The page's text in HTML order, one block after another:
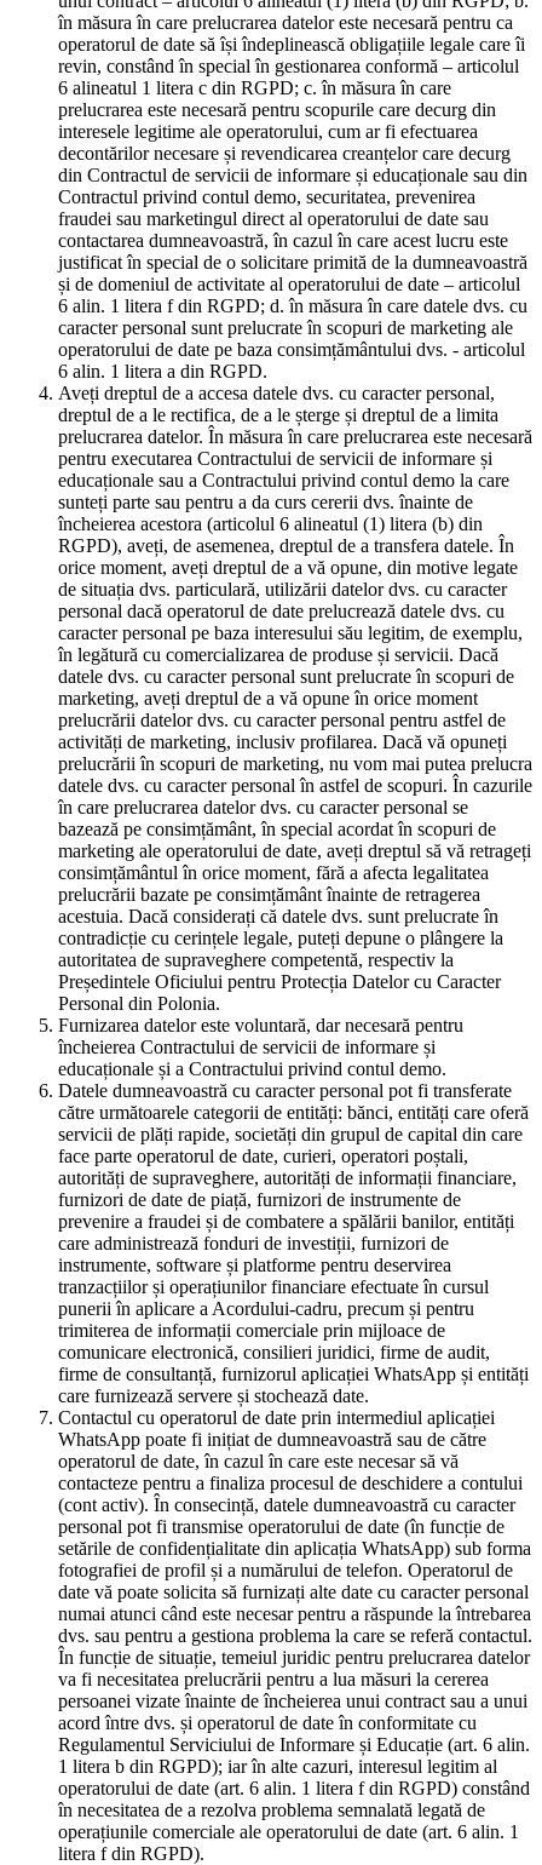
în măsura în care prelucrarea datelor este necesară pentru ca
operatorul de date să își îndeplinească obligațiile legale care îi
revin, constând în special în gestionarea conformă – articolul
6 alineatul 1 litera c din RGPD; c. în măsura în care
prelucrarea este necesară pentru scopurile care decurg din
interesele legitime ale operatorului, cum ar fi efectuarea
decontărilor necesare și revendicarea creanțelor care decurg
din Contractul de servicii de informare și educaționale sau din
Contractul privind contul demo, securitatea, prevenirea
fraudei sau marketingul direct al operatorului de date sau
contactarea dumneavoastră, în cazul în care acest lucru este
justificat în special de o solicitare primită de la dumneavoastră
și de domeniul de activitate al operatorului de date – articolul
6 alin. 1 litera f din RGPD; d. în măsura în care datele dvs. cu
caracter personal sunt prelucrate în scopuri de marketing ale
operatorului de date pe baza consimțământului dvs. - articolul
6 alin. 1 litera a din RGPD.
Aveți dreptul de a accesa datele dvs. cu caracter personal,
dreptul de a le rectifica, de a le șterge și dreptul de a limita
prelucrarea datelor. În măsura în care prelucrarea este necesară
pentru executarea Contractului de servicii de informare și
educaționale sau a Contractului privind contul demo la care
sunteți parte sau pentru a da curs cererii dvs. înainte de
încheierea acestora (articolul 6 alineatul (1) litera (b) din
RGPD), aveți, de asemenea, dreptul de a transfera datele. În
orice moment, aveți dreptul de a vă opune, din motive legate
de situația dvs. particulară, utilizării datelor dvs. cu caracter
personal dacă operatorul de date prelucrează datele dvs. cu
caracter personal pe baza interesului său legitim, de exemplu,
în legătură cu comercializarea de produse și servicii. Dacă
datele dvs. cu caracter personal sunt prelucrate în scopuri de
marketing, aveți dreptul de a vă opune în orice moment
prelucrării datelor dvs. cu caracter personal pentru astfel de
activități de marketing, inclusiv profilarea. Dacă vă opuneți
prelucrării în scopuri de marketing, nu vom mai putea prelucra
datele dvs. cu caracter personal în astfel de scopuri. În cazurile
în care prelucrarea datelor dvs. cu caracter personal se
bazează pe consimțământ, în special acordat în scopuri de
marketing ale operatorului de date, aveți dreptul să vă retrageți
consimțământul în orice moment, fără a afecta legalitatea
prelucrării bazate pe consimțământ înainte de retragerea
acestuia. Dacă considerați că datele dvs. sunt prelucrate în
contradicție cu cerințele legale, puteți depune o plângere la
autoritatea de supraveghere competentă, respectiv la
Președintele Oficiului pentru Protecția Datelor cu Caracter
Personal din Polonia.
Furnizarea datelor este voluntară, dar necesară pentru
încheierea Contractului de servicii de informare și
educaționale și a Contractului privind contul demo.
Datele dumneavoastră cu caracter personal pot fi transferate
către următoarele categorii de entități: bănci, entități care oferă
servicii de plăți rapide, societăți din grupul de capital din care
face parte operatorul de date, curieri, operatori poștali,
autorități de supraveghere, autorități de informații financiare,
furnizori de date de piață, furnizori de instrumente de
prevenire a fraudei și de combatere a spălării banilor, entități
care administrează fonduri de investiții, furnizori de
instrumente, software și platforme pentru deservirea
tranzacțiilor și operațiunilor financiare efectuate în cursul
punerii în aplicare a Acordului-cadru, precum și pentru
trimiterea de informații comerciale prin mijloace de
comunicare electronică, consilieri juridici, firme de audit,
firme de consultanță, furnizorul aplicației WhatsApp și entități
care furnizează servere și stochează date.
Contactul cu operatorul de date prin intermediul aplicației
WhatsApp poate fi inițiat de dumneavoastră sau de către
operatorul de date, în cazul în care este necesar să vă
contacteze pentru a finaliza procesul de deschidere a contului
(cont activ). În consecință, datele dumneavoastră cu caracter
personal pot fi transmise operatorului de date (în funcție de
setările de confidențialitate din aplicația WhatsApp) sub forma
fotografiei de profil și a numărului de telefon. Operatorul de
date vă poate solicita să furnizați alte date cu caracter personal
numai atunci când este necesar pentru a răspunde la întrebarea
dvs. sau pentru a gestiona problema la care se referă contactul.
În funcție de situație, temeiul juridic pentru prelucrarea datelor
va fi necesitatea prelucrării pentru a lua măsuri la cererea
persoanei vizate înainte de încheierea unui contract sau a unui
acord între dvs. și operatorul de date în conformitate cu
Regulamentul Serviciului de Informare și Educație (art. 6 alin.
1 litera b din RGPD); iar în alte cazuri, interesul legitim al
operatorului de date (art. 6 alin. 1 litera f din RGPD) constând
în necesitatea de a rezolva problema semnalată legată de
operațiunile comerciale ale operatorului de date (art. 6 alin. 1
litera f din RGPD).